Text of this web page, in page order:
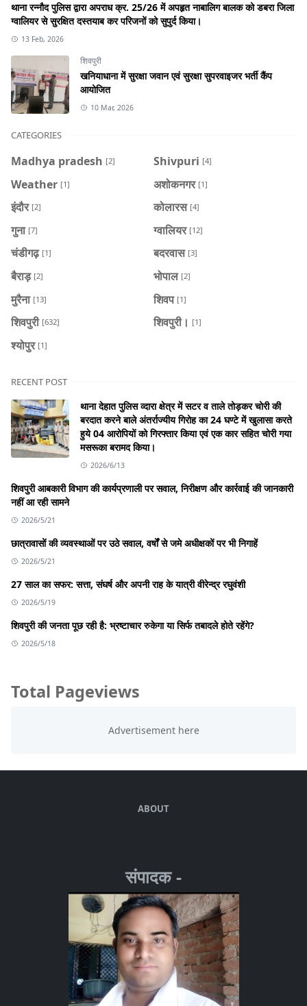
थाना रन्नौद पुलिस द्वारा अपराध क्र. 25/26 में अपहृत नाबालिग बालक को डबरा जिला
ग्वालियर से सुरक्षित दस्तयाब कर परिजनों को सुपुर्द किया।
13 Feb, 2026
शिवपुरी
खनियाधाना में सुरक्षा जवान एवं सुरक्षा सुपरवाइजर भर्ती कैंप
आयोजित
10 Mar, 2026
CATEGORIES
Madhya pradesh [2] Shivpuri [4]
Weather [1] अशोकनगर [1]
इंदौर [2] कोलारस [4]
गुना [7] ग्वालियर [12]
चंडीगढ़ [1] बदरवास [3]
बैराड़ [2] भोपाल [2]
मुरैना [13] शिवप [1]
शिवपुरी [632] शिवपुरी। [1]
श्योपुर [1]
RECENT POST
थाना देहात पुलिस व्दारा क्षेत्र में सटर व ताले तोड़कर चोरी की
बरदात करने बाले अंतर्राज्यीय गिरोह का 24 घण्टे में खुलासा करते
हुये 04 आरोपियों को गिरफ्तार किया एवं एक कार सहित चोरी गया
मसरूका बरामद किया।
2026/6/13
शिवपुरी आबकारी विभाग की कार्यप्रणाली पर सवाल, निरीक्षण और कार्रवाई की जानकारी
नहीं आ रही सामने
2026/5/21
छात्रावासों की व्यवस्थाओं पर उठे सवाल, वर्षों से जमे अधीक्षकों पर भी निगाहें
2026/5/21
27 साल का सफर: सत्ता, संघर्ष और अपनी राह के यात्री वीरेन्द्र रघुवंशी
2026/5/19
शिवपुरी की जनता पूछ रही है: भ्रष्टाचार रुकेगा या सिर्फ तबादले होते रहेंगे?
2026/5/18
Total Pageviews
ABOUT
संपादक -